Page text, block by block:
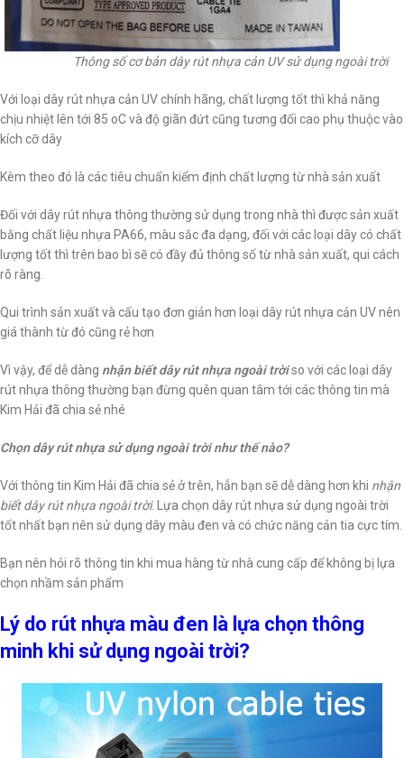
Thông số cơ bản dây rút nhựa cản UV sử dụng ngoài trời
Với loại dây rút nhựa cản UV chính hãng, chất lượng tốt thì khả năng
chịu nhiệt lên tới 85 oC và độ giãn đứt cũng tương đối cao phụ thuộc vào
kích cỡ dây
Kèm theo đó là các tiêu chuẩn kiểm định chất lượng từ nhà sản xuất
Đối với dây rút nhựa thông thường sử dụng trong nhà thì được sản xuất
bằng chất liệu nhựa PA66, màu sắc đa dạng, đối với các loại dây có chất
lượng tốt thì trên bao bì sẽ có đầy đủ thông số từ nhà sản xuất, qui cách
rõ ràng.
Qui trình sản xuất và cấu tạo đơn giản hơn loại dây rút nhựa cản UV nên
giá thành từ đó cũng rẻ hơn
Vì vậy, để dễ dàng nhận biết dây rút nhựa ngoài trờiso với các loại dây
rút nhựa thông thường bạn đừng quên quan tâm tới các thông tin mà
Kim Hải đã chia sẻ nhé
Chọn dây rút nhựa sử dụng ngoài trời như thế nào?
Với thông tin Kim Hải đã chia sẻ ở trên, hẳn bạn sẽ dễ dàng hơn khi nhận
biết dây rút nhựa ngoài trời. Lựa chọn dây rút nhựa sử dụng ngoài trời
tốt nhất bạn nên sử dụng dây màu đen và có chức năng cản tia cực tím.
Bạn nên hỏi rõ thông tin khi mua hàng từ nhà cung cấp để không bị lựa
chọn nhầm sản phẩm
Lý do rút nhựa màu đen là lựa chọn thông
minh khi sử dụng ngoài trời?